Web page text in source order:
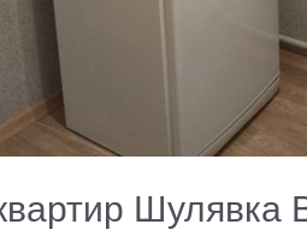
Шулявка